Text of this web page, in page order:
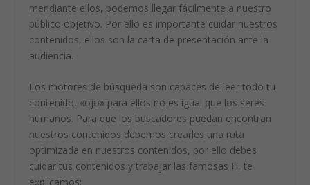
mendiante ellos, podemos llegar fácilmente a nuestro
público objetivo. Por ello es importante cuidar nuestros
contenidos, ellos son la carta de presentación ante la
audiencia.
Los motores de búsqueda son capaces de leer todo tu
contenido, «ojo» para ellos no es igual que los seres
humanos. Para que los buscadores puedan encontran
nuestros contenidos debemos crearles una ruta
optimizada en nuestros contenidos, por ello debes
cuidar tus contenidos y trabajar las famosas H, te
explicamos: